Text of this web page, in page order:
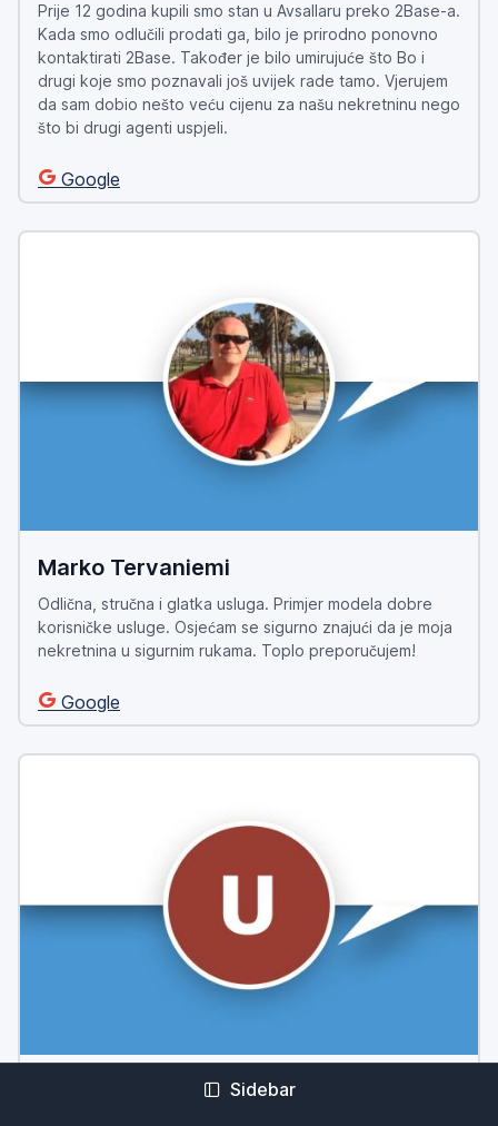
Prije 12 godina kupili smo stan u Avsallaru preko 2Base-a.
Kada smo odlučili prodati ga, bilo je prirodno ponovno
kontaktirati 2Base. Također je bilo umirujuće što Bo i
drugi koje smo poznavali još uvijek rade tamo. Vjerujem
da sam dobio nešto veću cijenu za našu nekretninu nego
što bi drugi agenti uspjeli.
Google
Marko Tervaniemi
Odlična, stručna i glatka usluga. Primjer modela dobre
korisničke usluge. Osjećam se sigurno znajući da je moja
nekretnina u sigurnim rukama. Toplo preporučujem!
Google
Sidebar